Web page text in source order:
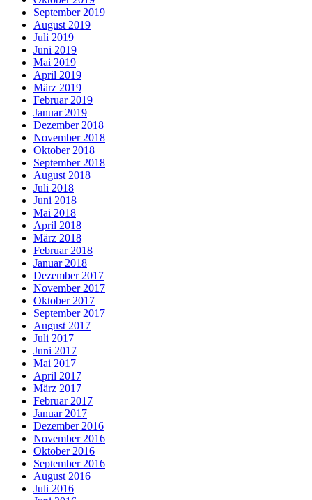
September 2019
August 2019
Juli 2019
Juni 2019
Mai 2019
April 2019
März 2019
Februar 2019
Januar 2019
Dezember 2018
November 2018
Oktober 2018
September 2018
August 2018
Juli 2018
Juni 2018
Mai 2018
April 2018
März 2018
Februar 2018
Januar 2018
Dezember 2017
November 2017
Oktober 2017
September 2017
August 2017
Juli 2017
Juni 2017
Mai 2017
April 2017
März 2017
Februar 2017
Januar 2017
Dezember 2016
November 2016
Oktober 2016
September 2016
August 2016
Juli 2016